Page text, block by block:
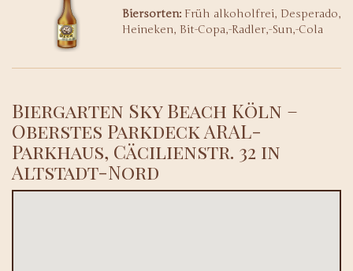
Biersorten: Früh alkoholfrei, Desperado,
Heineken, Bit-Copa,-Radler,-Sun,-Cola
Biergarten Sky Beach Köln –
Oberstes Parkdeck ARAL-
Parkhaus, Cäcilienstr. 32 in
Altstadt-Nord